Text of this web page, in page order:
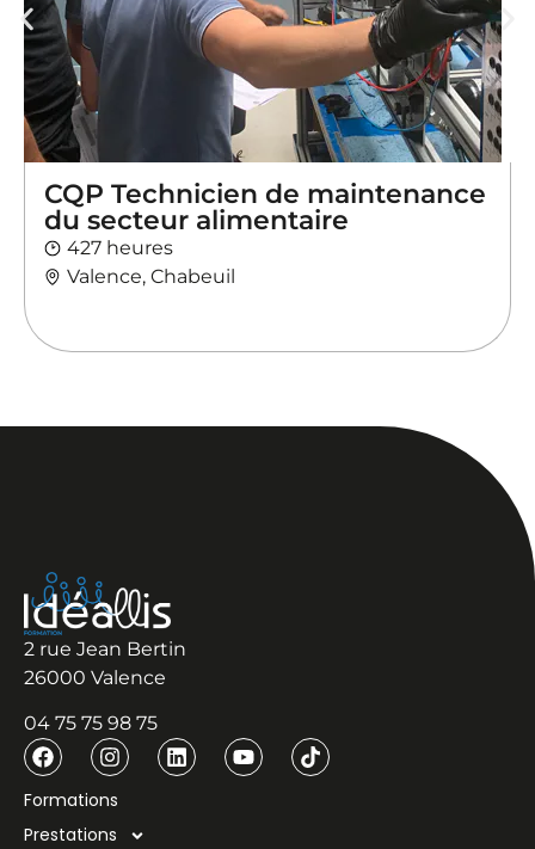
CQP Technicien de maintenance
du secteur alimentaire
427 heures
Valence, Chabeuil
2 rue Jean Bertin
26000 Valence
04 75 75 98 75
Formations
Prestations